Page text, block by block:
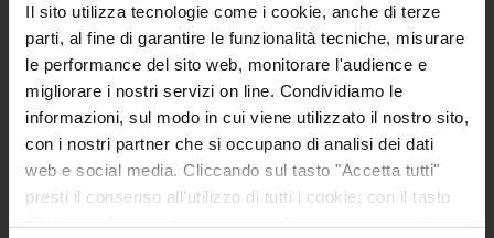
Il sito utilizza tecnologie come i cookie, anche di terze
parti, al fine di garantire le funzionalità tecniche, misurare
le performance del sito web, monitorare l'audience e
migliorare i nostri servizi on line. Condividiamo le
informazioni, sul modo in cui viene utilizzato il nostro sito,
con i nostri partner che si occupano di analisi dei dati
web e social media. Cliccando sul tasto "Accetta tutti"
presti il consenso all'utilizzo di tutti i cookie; con il tasto
STANDARD
F200